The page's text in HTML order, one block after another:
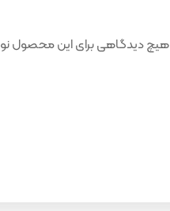
هیچ دیدگاهی برای این محصول